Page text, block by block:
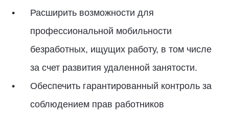
Расширить возможности для
профессиональной мобильности
безработных, ищущих работу, в том числе
за счет развития удаленной занятости.
Обеспечить гарантированный контроль за
соблюдением прав работников